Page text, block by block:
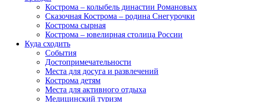
Кострома – колыбель династии Романовых
Сказочная Кострома – родина Снегурочки
Кострома сырная
Кострома – ювелирная столица России
Куда сходить
События
Достопримечательности
Места для досуга и развлечений
Кострома детям
Места для активного отдыха
Медицинский туризм